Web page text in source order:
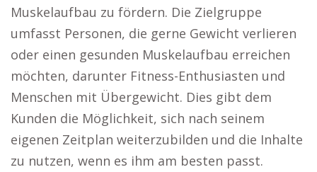
Muskelaufbau zu fördern. Die Zielgruppe
umfasst Personen, die gerne Gewicht verlieren
oder einen gesunden Muskelaufbau erreichen
möchten, darunter Fitness-Enthusiasten und
Menschen mit Übergewicht. Dies gibt dem
Kunden die Möglichkeit, sich nach seinem
eigenen Zeitplan weiterzubilden und die Inhalte
zu nutzen, wenn es ihm am besten passt.